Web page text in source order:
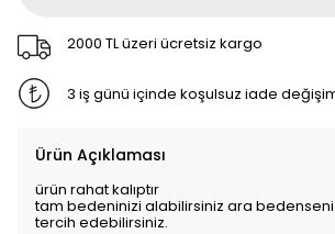
2000 TL üzeri ücretsiz kargo
3 iş günü içinde koşulsuz iade
Ürün Açıklaması
ürün rahat kalıptır
tam bedeninizi alabilirsiniz ara
tercih edebilirsiniz.